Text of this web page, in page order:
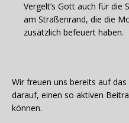
Vergelt’s Gott auch für die
am Straßenrand, die die
zusätzlich befeuert haben.
Wir freuen uns bereits auf
darauf, einen so aktiven
können.